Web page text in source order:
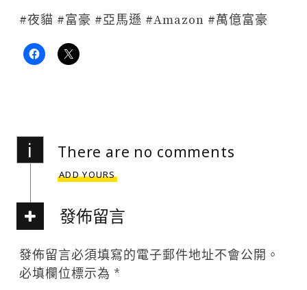
#夜貓 #富豪 #亞馬遜 #Amazon #萬億富豪
i There are no comments
ADD YOURS
發佈留言
發佈留言必須填寫的電子郵件地址不會公開。
必填欄位標示為 *